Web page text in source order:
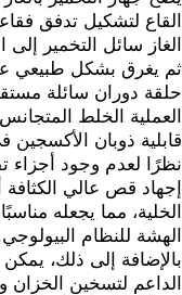
القاع لتشكيل تدفق
الغاز سائل التخمير
ثم يغرق بشكل طبيعي
حلقة دوران سائلة
العملية الخلط
قابلية ذوبان الأكسجين
نظرًا لعدم وجود أجزاء
إجهاد قص عالي الكثافة
الخلية، مما يجعله
الهشة للنظام
بالإضافة إلى ذلك،
الداعم لتسخين الخزان